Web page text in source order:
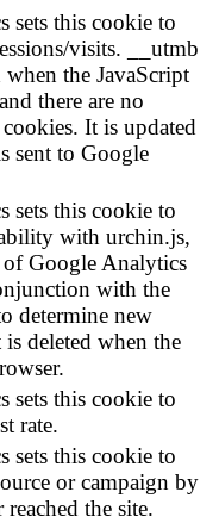
sets this cookie to
visits. __utmb
when the JavaScript
there are no
It is updated
sent to Google
sets this cookie to
with urchin.js,
Google Analytics
with the
determine new
deleted when the
sets this cookie to
rate.
sets this cookie to
or campaign by
the site.